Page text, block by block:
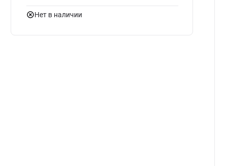
Нет в наличии